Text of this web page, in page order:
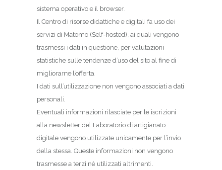
sistema operativo e il browser.
Il Centro di risorse didattiche e digitali fa uso dei
servizi di Matomo (Self-hosted), ai quali vengono
trasmessi i dati in questione, per valutazioni
statistiche sulle tendenze d’uso del sito al fine di
migliorarne l’offerta.
I dati sull’utilizzazione non vengono associati a dati
personali.
Eventuali informazioni rilasciate per le iscrizioni
alla newsletter del Laboratorio di artigianato
digitale vengono utilizzate unicamente per l’invio
della stessa. Queste informazioni non vengono
trasmesse a terzi né utilizzati altrimenti.